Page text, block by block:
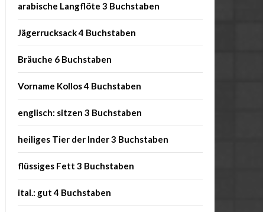
arabische Langflöte 3 Buchstaben
Jägerrucksack 4 Buchstaben
Bräuche 6 Buchstaben
Vorname Kollos 4 Buchstaben
englisch: sitzen 3 Buchstaben
heiliges Tier der Inder 3 Buchstaben
flüssiges Fett 3 Buchstaben
ital.: gut 4 Buchstaben